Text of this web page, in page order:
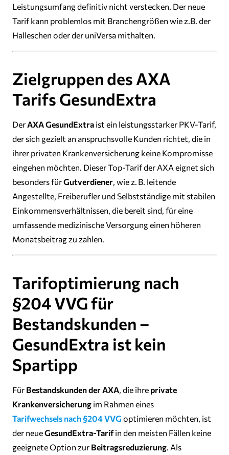
Leistungsumfang definitiv nicht verstecken. Der neue
Tarif kann problemlos mit Branchengrößen wie z.B. der
Halleschen oder der uniVersa mithalten.
Zielgruppen des AXA
Tarifs GesundExtra
DerAXA GesundExtra ist ein leistungsstarker PKV-Tarif,
der sich gezielt an anspruchsvolle Kunden richtet, die in
ihrer privaten Krankenversicherung keine Kompromisse
eingehen möchten. Dieser Top-Tarif der AXA eignet sich
besonders fürGutverdiener, wie z. B. leitende
Angestellte, Freiberufler und Selbstständige mit stabilen
Einkommensverhältnissen, die bereit sind, für eine
umfassende medizinische Versorgung einen höheren
Monatsbeitrag zu zahlen.
Tarifoptimierung nach
§204 VVG für
Bestandskunden –
GesundExtra ist kein
Spartipp
Für Bestandskunden der AXA, die ihre private
Krankenversicherung im Rahmen eines
Tarifwechsels nach §204 VVG optimieren möchten, ist
der neueGesundExtra-Tarifin den meisten Fällen keine
geeignete Option zur Beitragsreduzierung. Als